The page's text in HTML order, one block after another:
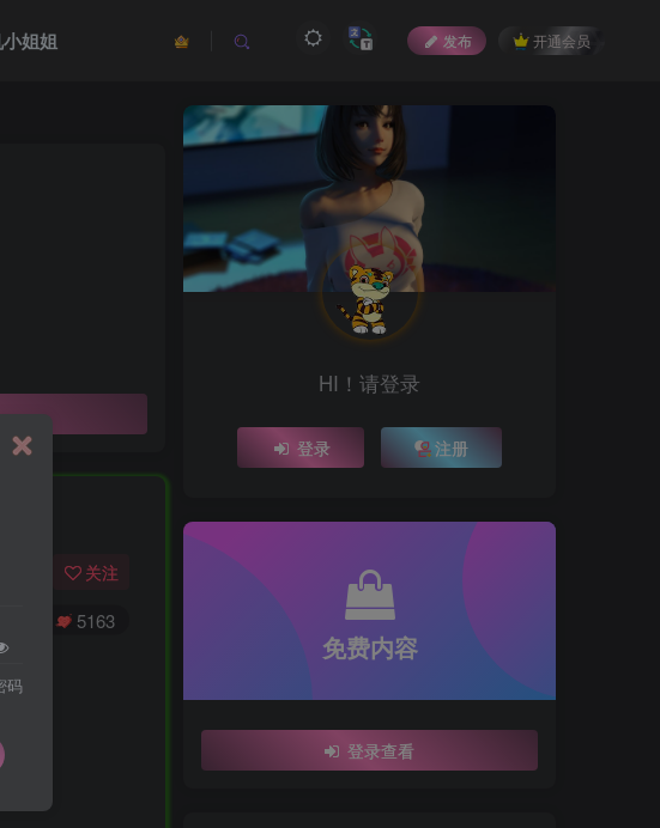
姐姐 发布 开通会员
关注
5163
HI！请登录
登录 注册
免费内容
登录查看
码